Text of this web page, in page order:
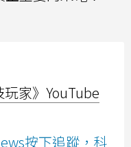
家》YouTube
按下追蹤，科